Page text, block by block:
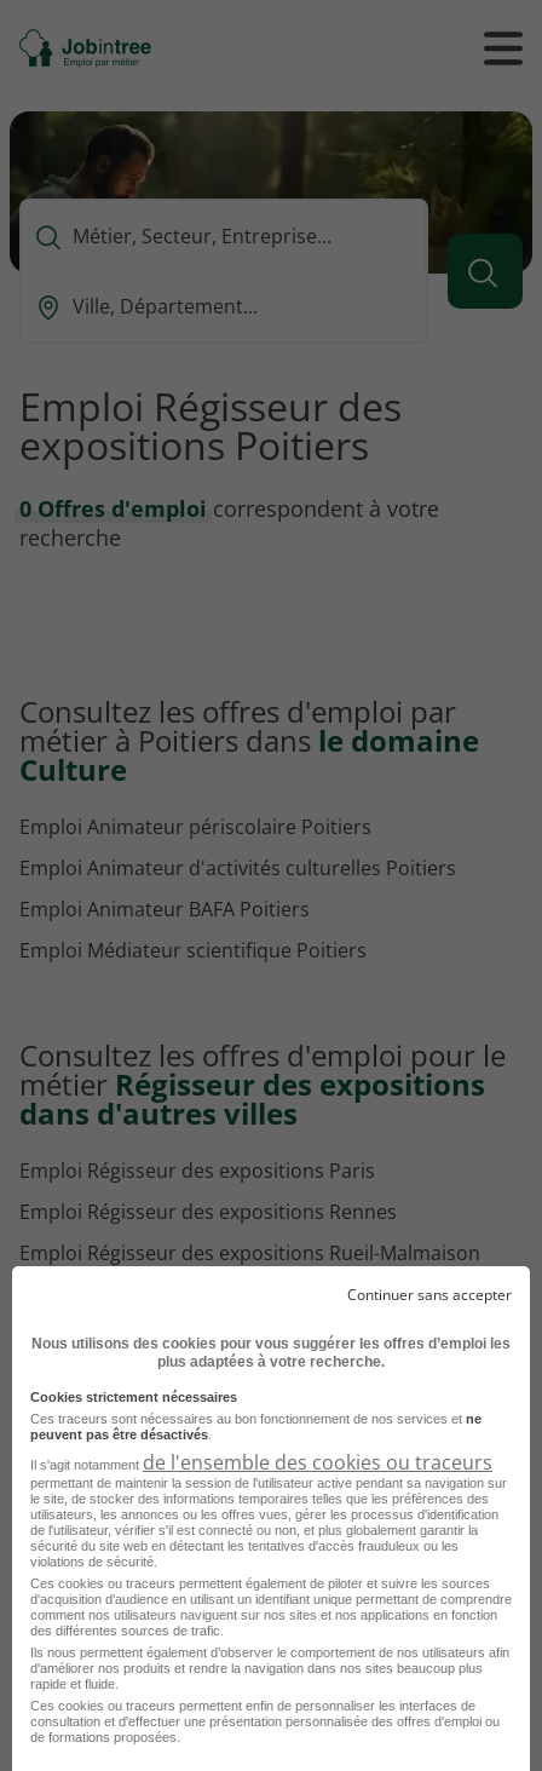
Se
rendre
l'accueil
Ouvrir
/
le
Que
vous
rechercher
Ou
vous
voulez
rechercher
Emploi Régisseur des
expositions Poitiers
0 Offres d'emploi correspondent à votre
recherche
Consultez les offres d'emploi par
métier à Poitiers dans le domaine
Culture
Emploi Animateur périscolaire Poitiers
Emploi Animateur d'activités culturelles Poitiers
Emploi Animateur BAFA Poitiers
Emploi Médiateur scientifique Poitiers
Consultez les offres d'emploi pour le
métier Régisseur des expositions
dans d'autres villes
Emploi Régisseur des expositions Paris
Emploi Régisseur des expositions Rennes
Emploi Régisseur des expositions Rueil-Malmaison
Emploi Régisseur des expositions Strasbourg
Emploi Régisseur des expositions Beauvais
Emploi Régisseur des expositions Colomiers
Emploi Régisseur des expositions Mâcon
Emploi Régisseur des expositions Montchanin
Voir toutes les offres Régisseur des expositions
par ville
Parcourez les offres d'emploi par
métier dans
Continuer sans accepter
Nous utilisons des cookies pour vous suggérer les offres d’emploi les
plus adaptées à votre recherche.
Cookies strictement nécessaires
Ces traceurs sont nécessaires au bon fonctionnement de nos services et ne
peuvent pas être désactivés
Il s'agit notamment de l'ensemble des cookies ou traceurs
permettant de maintenir la session de l'utilisateur active pendant sa navigation sur
le site, de stocker des informations temporaires telles que les préférences des
utilisateurs, les annonces ou les offres vues, gérer les processus d'identification
de l'utilisateur, vérifier s'il est connecté ou non, et plus globalement garantir la
sécurité du site web en détectant les tentatives d'accès frauduleux ou les
violations de sécurité.
Ces cookies ou traceurs permettent également de piloter et suivre les sources
d'acquisition d'audience en utilisant un identifiant unique permettant de comprendre
comment nos utilisateurs naviguent sur nos sites et nos applications en fonction
des différentes sources de trafic.
Ils nous permettent également d’observer le comportement de nos utilisateurs afin
d'améliorer nos produits et rendre la navigation dans nos sites beaucoup plus
rapide et fluide.
Ces cookies ou traceurs permettent enfin de personnaliser les interfaces de
consultation et d'effectuer une présentation personnalisée des offres d'emploi ou
de formations proposées.